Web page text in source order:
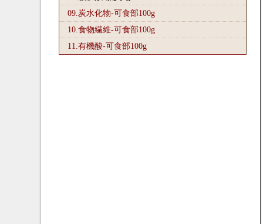
09.炭水化物-可食部100g
10.食物繊維-可食部100g
11.有機酸-可食部100g